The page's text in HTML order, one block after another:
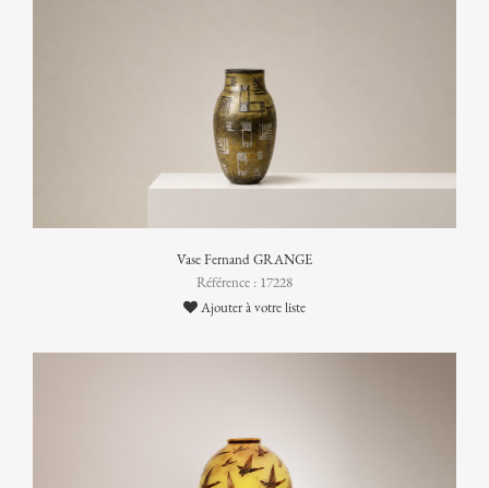
Vase Fernand GRANGE
Référence : 17228
Ajouter à votre liste